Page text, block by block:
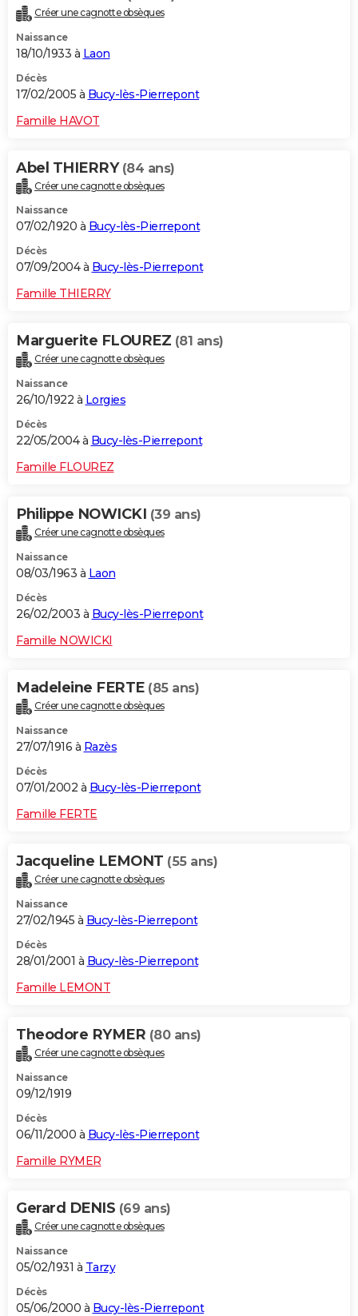
Créer une cagnotte obsèques
Naissance
18/10/1933 à Laon
Décès
17/02/2005 à Bucy-lès-Pierrepont
Famille HAVOT
Abel THIERRY (84 ans)
Créer une cagnotte obsèques
Naissance
07/02/1920 à Bucy-lès-Pierrepont
Décès
07/09/2004 à Bucy-lès-Pierrepont
Famille THIERRY
Marguerite FLOUREZ (81 ans)
Créer une cagnotte obsèques
Naissance
26/10/1922 à Lorgies
Décès
22/05/2004 à Bucy-lès-Pierrepont
Famille FLOUREZ
Philippe NOWICKI (39 ans)
Créer une cagnotte obsèques
Naissance
08/03/1963 à Laon
Décès
26/02/2003 à Bucy-lès-Pierrepont
Famille NOWICKI
Madeleine FERTE (85 ans)
Créer une cagnotte obsèques
Naissance
27/07/1916 à Razès
Décès
07/01/2002 à Bucy-lès-Pierrepont
Famille FERTE
Jacqueline LEMONT (55 ans)
Créer une cagnotte obsèques
Naissance
27/02/1945 à Bucy-lès-Pierrepont
Décès
28/01/2001 à Bucy-lès-Pierrepont
Famille LEMONT
Theodore RYMER (80 ans)
Créer une cagnotte obsèques
Naissance
09/12/1919
Décès
06/11/2000 à Bucy-lès-Pierrepont
Famille RYMER
Gerard DENIS (69 ans)
Créer une cagnotte obsèques
Naissance
05/02/1931 à Tarzy
Décès
05/06/2000 à Bucy-lès-Pierrepont